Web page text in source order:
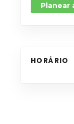
Planear
HORÁRIO